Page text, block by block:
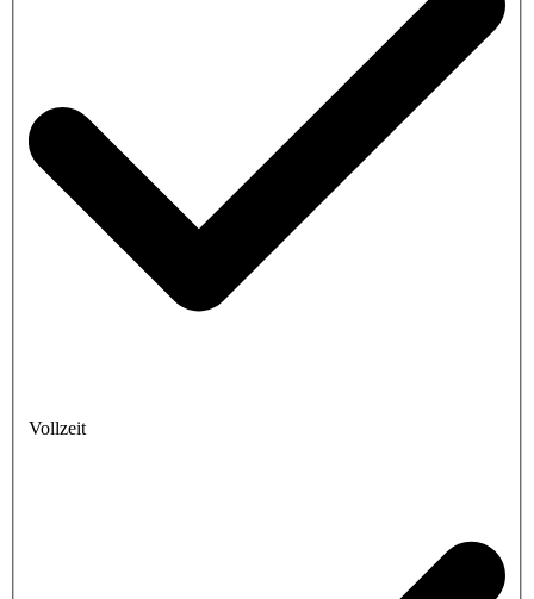
Vollzeit